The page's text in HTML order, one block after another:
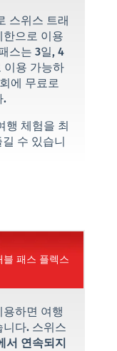
스위스 트래
으로 이용
스는 3일, 4
이용 가능하
에 무료로
.
행 체험을 최
수 있습니
블 패스 플렉스
하면 여행
다. 스위스
서 연속되지